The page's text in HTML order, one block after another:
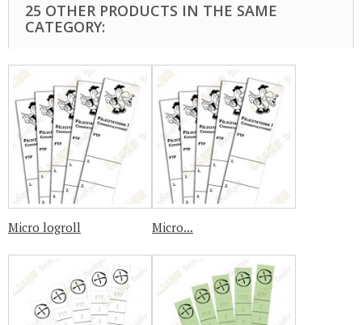
25 OTHER PRODUCTS IN THE SAME
CATEGORY:
Micro logroll Micro...